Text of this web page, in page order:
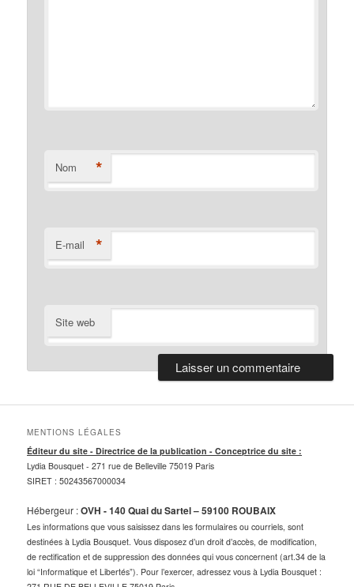
Nom *
E-mail *
Site web
MENTIONS LÉGALES
Éditeur du site - Directrice de la publication - Conceptrice du site :
Lydia Bousquet -271 rue de Belleville 75019 Paris
SIRET : 50243567000034
Hébergeur :OVH - 140 Quai du Sartel – 59100 ROUBAIX
Les informations que vous saisissez dans les formulaires ou courriels, sont
destinées à Lydia Bousquet. Vous disposez d’un droit d’accès, de modification,
de rectification et de suppression des données qui vous concernent (art.34 de la
loi “Informatique et Libertés”). Pour l’exercer, adressez vous à Lydia Bousquet :